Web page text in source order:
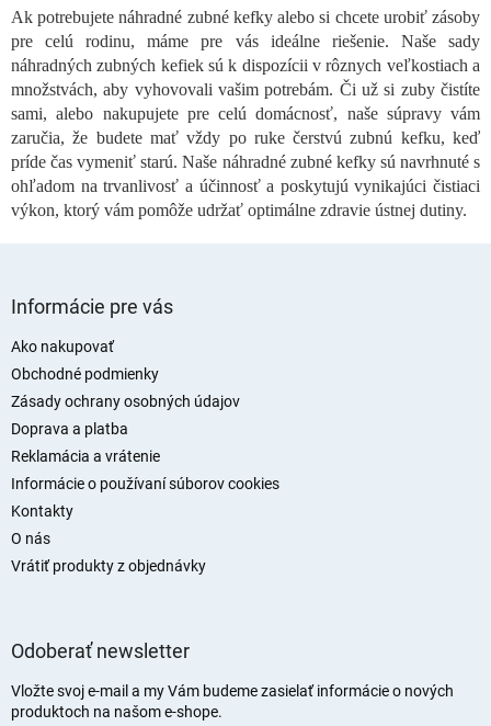
ý
p
i
s
u
Ak potrebujete náhradné zubné kefky alebo si chcete urobiť zásoby
pre celú rodinu, máme pre vás ideálne riešenie. Naše sady
náhradných zubných kefiek sú k dispozícii v rôznych veľkostiach a
množstvách, aby vyhovovali vašim potrebám. Či už si zuby čistíte
sami, alebo nakupujete pre celú domácnosť, naše súpravy vám
zaručia, že budete mať vždy po ruke čerstvú zubnú kefku, keď
príde čas vymeniť starú. Naše náhradné zubné kefky sú navrhnuté s
ohľadom na trvanlivosť a účinnosť a poskytujú vynikajúci čistiaci
výkon, ktorý vám pomôže udržať optimálne zdravie ústnej dutiny.
Informácie pre vás
Ako nakupovať
Obchodné podmienky
Zásady ochrany osobných údajov
Doprava a platba
Reklamácia a vrátenie
Informácie o používaní súborov cookies
Kontakty
O nás
Vrátiť produkty z objednávky
Odoberať newsletter
Vložte svoj e-mail a my Vám budeme zasielať informácie o nových
produktoch na našom e-shope.